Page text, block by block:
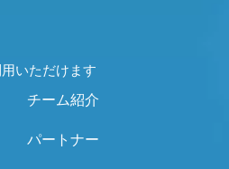
いただけます
チーム紹介
パートナー